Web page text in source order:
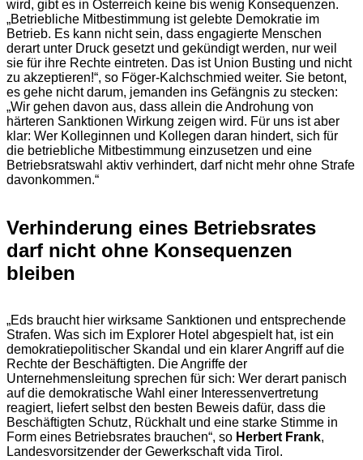
wird, gibt es in Österreich keine bis wenig Konsequenzen.
„Betriebliche Mitbestimmung ist gelebte Demokratie im
Betrieb. Es kann nicht sein, dass engagierte Menschen
derart unter Druck gesetzt und gekündigt werden, nur weil
sie für ihre Rechte eintreten. Das ist Union Busting und nicht
zu akzeptieren!“, so Föger-Kalchschmied weiter. Sie betont,
es gehe nicht darum, jemanden ins Gefängnis zu stecken:
„Wir gehen davon aus, dass allein die Androhung von
härteren Sanktionen Wirkung zeigen wird. Für uns ist aber
klar: Wer Kolleginnen und Kollegen daran hindert, sich für
die betriebliche Mitbestimmung einzusetzen und eine
Betriebsratswahl aktiv verhindert, darf nicht mehr ohne Strafe
davonkommen.“
Verhinderung eines Betriebsrates
darf nicht ohne Konsequenzen
bleiben
„Eds braucht hier wirksame Sanktionen und entsprechende
Strafen. Was sich im Explorer Hotel abgespielt hat, ist ein
demokratiepolitischer Skandal und ein klarer Angriff auf die
Rechte der Beschäftigten. Die Angriffe der
Unternehmensleitung sprechen für sich: Wer derart panisch
auf die demokratische Wahl einer Interessenvertretung
reagiert, liefert selbst den besten Beweis dafür, dass die
Beschäftigten Schutz, Rückhalt und eine starke Stimme in
Form eines Betriebsrates brauchen“, so Herbert Frank,
Landesvorsitzender der Gewerkschaft vida Tirol.